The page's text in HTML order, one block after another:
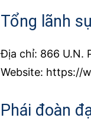
Tổng lãnh
Địa chỉ: 866 U.N.
Website: https://
Phái đoàn